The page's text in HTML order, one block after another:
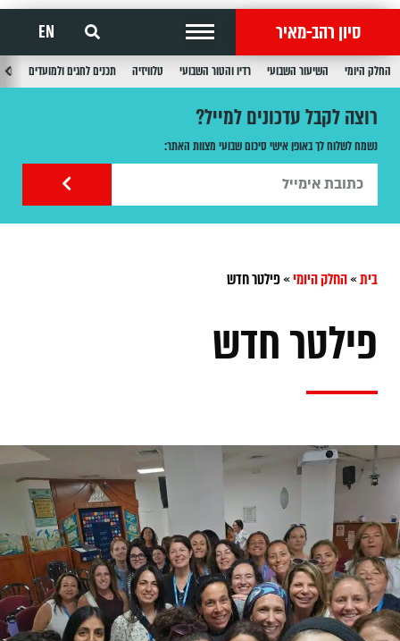
סיון רהב-מאיר EN
החלק היומי השיעור השבועי רדיו והטור השבועי טלוויזיה תכנים לחגים ולמועדים
רוצה לקבל עדכונים למייל?
נשמח לשלוח לך באופן אישי סיכום שבועי מצוות האתר:
בית»החלק היומי»‏פילטר חדש
‏פילטר חדש